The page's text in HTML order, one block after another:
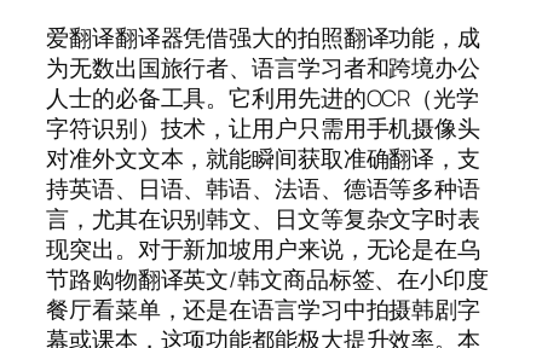
爱翻译翻译器凭借强大的拍照翻译功能，成
为无数出国旅行者、语言学习者和跨境办公
人士的必备工具。它利用先进的OCR（光学
字符识别）技术，让用户只需用手机摄像头
对准外文文本，就能瞬间获取准确翻译，支
持英语、日语、韩语、法语、德语等多种语
言，尤其在识别韩文、日文等复杂文字时表
现突出。对于新加坡用户来说，无论是在乌
节路购物翻译英文/韩文商品标签、在小印度
餐厅看菜单，还是在语言学习中拍摄韩剧字
幕或课本，这项功能都能极大提升效率。本